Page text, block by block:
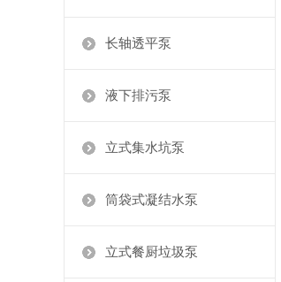
长轴透平泵
液下排污泵
立式集水坑泵
筒袋式凝结水泵
立式餐厨垃圾泵